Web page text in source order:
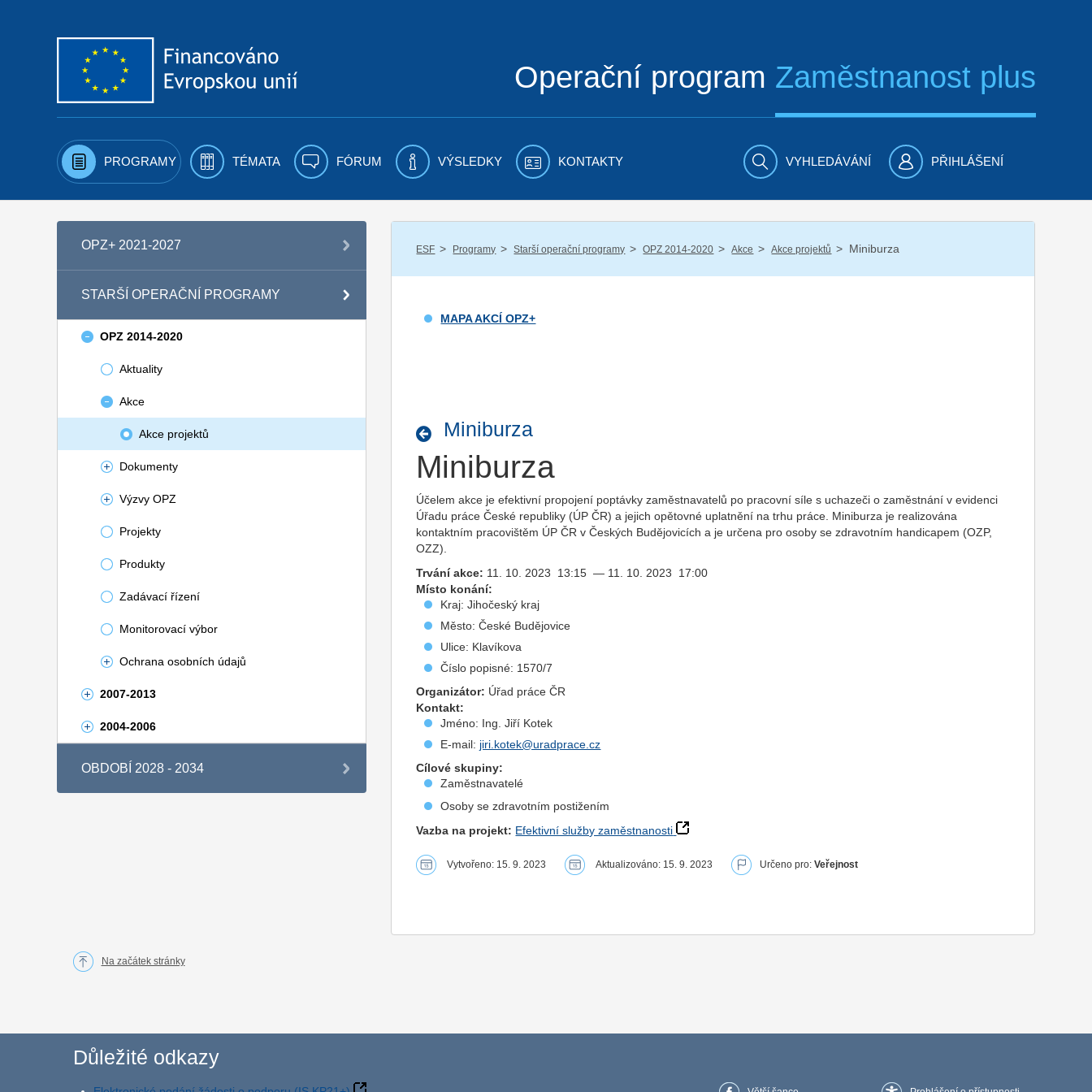
Operační program Zaměstnanost plus
PROGRAMY TÉMATA FÓRUM VÝSLEDKY KONTAKTY VYHLEDÁVÁNÍ PŘIHLÁŠENÍ
OPZ+ 2021-2027
STARŠÍ OPERAČNÍ PROGRAMY
OPZ 2014-2020
Aktuality
Akce
Akce projektů
Dokumenty
Výzvy OPZ
Projekty
Produkty
Zadávací řízení
Monitorovací výbor
Ochrana osobních údajů
2007-2013
2004-2006
OBDOBÍ 2028 - 2034
ESF / Programy / Starší operační programy / OPZ 2014-2020 / Akce / Akce projektů / Miniburza
MAPA AKCÍ OPZ+
Miniburza
Miniburza
Účelem akce je efektivní propojení poptávky zaměstnavatelů po pracovní síle s uchazeči o zaměstnání v evidenci
Úřadu práce České republiky (ÚP ČR) a jejich opětovné uplatnění na trhu práce. Miniburza je realizována
kontaktním pracovištěm ÚP ČR v Českých Budějovicích a je určena pro osoby se zdravotním handicapem (OZP,
OZZ).
Trvání akce: 11. 10. 2023 13:15 — 11. 10. 2023 17:00
Místo konání:
Kraj: Jihočeský kraj
Město: České Budějovice
Ulice: Klavíkova
Číslo popisné: 1570/7
Organizátor: Úřad práce ČR
Kontakt:
Jméno: Ing. Jiří Kotek
E-mail: jiri.kotek@uradprace.cz
Cílové skupiny:
Zaměstnavatelé
Osoby se zdravotním postižením
Vazba na projekt: Efektivní služby zaměstnanosti
Vytvořeno: 15. 9. 2023 Aktualizováno: 15. 9. 2023 Určeno pro:Veřejnost
Na začátek stránky
Důležité odkazy